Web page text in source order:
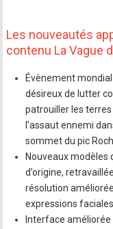
Les nouveautés
contenu La Vague
Évènement mondial
désireux de lutter
patrouiller les
l’assaut ennemi
sommet du pic
Nouveaux modèles
d’origine,
résolution
expressions faciales.
Interface